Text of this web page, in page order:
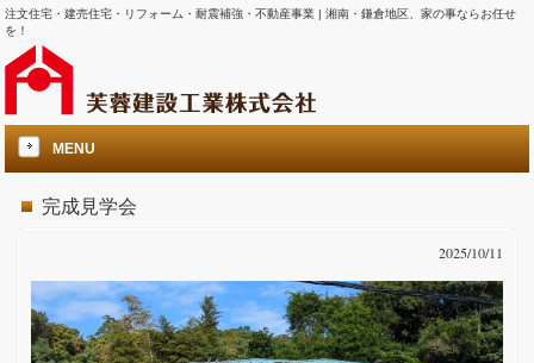
注文住宅・建売住宅・リフォーム・耐震補強・不動産事業 | 湘南・鎌倉地区、家の事ならお任せ
を！
MENU
完成見学会
2025/10/11